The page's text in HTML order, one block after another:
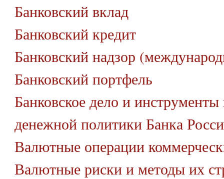
Банковский вклад
Банковский кредит
Банковский надзор
Банковский портфель
Банковское дело и
денежной политики Банка
Валютные операции
Валютные риски и методы их